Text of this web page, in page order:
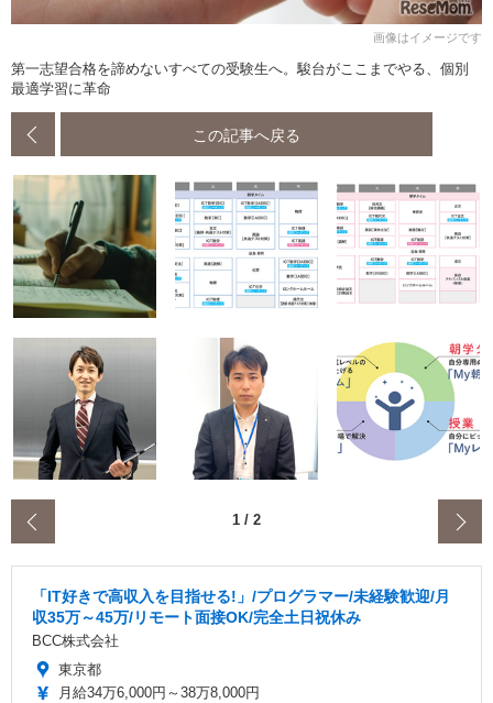
画像はイメージです
第一志望合格を諦めないすべての受験生へ。駿台がここまでやる、個別
最適学習に革命
この記事へ戻る
1 / 2
「IT好きで高収入を目指せる!」/プログラマー/未経験歓迎/月
収35万～45万/リモート面接OK/完全土日祝休み
BCC株式会社
東京都
月給34万6,000円～38万8,000円